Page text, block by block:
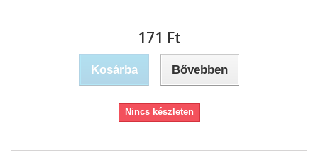
171 Ft‎
Kosárba Bővebben
Nincs készleten